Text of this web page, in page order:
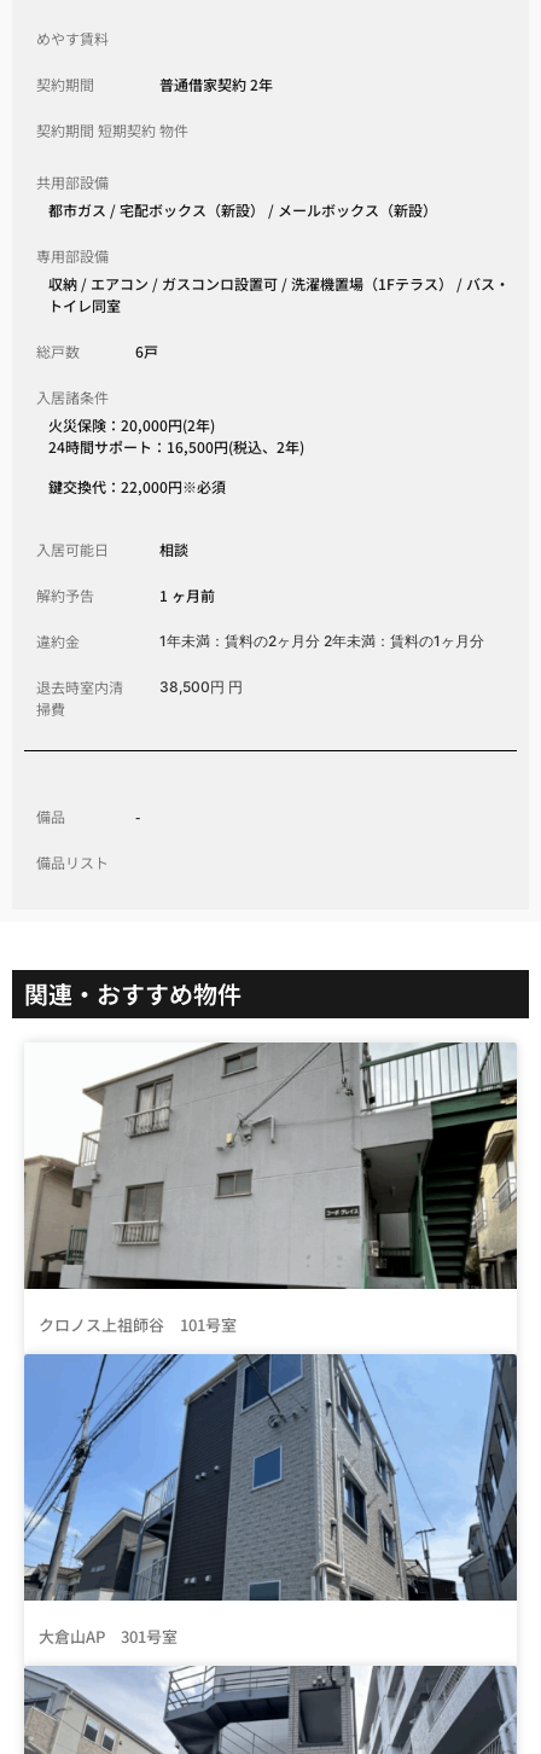
めやす賃料
契約期間 普通借家契約 2年
契約期間 短期契約 物件
共用部設備
都市ガス / 宅配ボックス（新設） / メールボックス（新設）
専用部設備
収納 / エアコン / ガスコンロ設置可 / 洗濯機置場（1Fテラス） / バス・
トイレ同室
総戸数 6戸
入居諸条件
火災保険：20,000円(2年)
24時間サポート：16,500円(税込、2年)
鍵交換代：22,000円※必須
入居可能日 相談
解約予告 1 ヶ月前
違約金 1年未満：賃料の2ヶ月分 2年未満：賃料の1ヶ月分
退去時室内清
掃費
38,500円 円
備品 -
備品リスト
関連・おすすめ物件
クロノス上祖師谷 101号室
大倉山AP 301号室